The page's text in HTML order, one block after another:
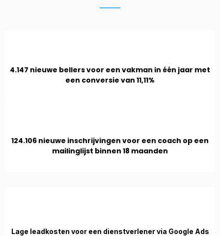
4.147 nieuwe bellers voor een vakman in één jaar met
een conversie van 11,11%
124.106 nieuwe inschrijvingen voor een coach op een
mailinglijst binnen 18 maanden
Lage leadkosten voor een dienstverlener via Google Ads